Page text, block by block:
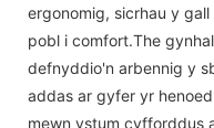
ergonomig, sicrhau y
pobl i comfort.The
defnyddio'n arbennig y
addas ar gyfer yr
mewn ystum cyfforddus